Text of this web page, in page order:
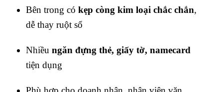
Bên trong có kẹp còng kim loại chắc chắn,
dễ thay ruột sổ
Nhiều ngăn đựng thẻ, giấy tờ, namecard
tiện dụng